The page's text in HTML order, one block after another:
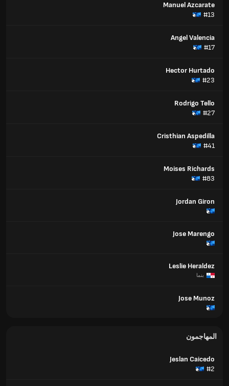
Manuel Azcarate
#13
Angel Valencia
#17
Hector Hurtado
#23
Rodrigo Tello
#27
Cristhian Aspedilla
#41
Moises Richards
#83
Jordan Giron
Jose Marengo
Leslie Heraldez
بنما
Jose Munoz
المهاجمون
Jeslan Caicedo
#2